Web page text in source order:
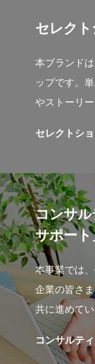
セレク
本ブランド
ップです。
やストーリ
セレクトシ
コンサ
サポート
本事業では
企業の皆さ
共に進めて
コンサルテ